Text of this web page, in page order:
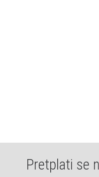
Pretplati se